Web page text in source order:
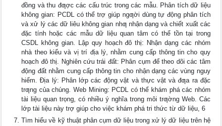
đồng và thu đƣợc các cấu trúc trong các mẫu. Phân tích dữ liệu
không gian: PCDL có thể trợ giúp ngƣời dùng tự động phân tích
và xử lý các dữ liêu không gian nhƣ nhận dạng và chiết xuất các
đặc tính hoặc các mẫu dữ liệu quan tâm có thể tồn tại trong
CSDL không gian. Lập quy hoạch đô thị: Nhận dạng các nhóm
nhà theo kiểu và vị trí địa lý, nhằm cung cấp thông tin cho quy
hoạch đô thị. Nghiên cứu trái đất: Phân cụm để theo dõi các tâm
động đất nhằm cung cấp thông tin cho nhận dạng các vùng nguy
hiểm. Địa lý: Phân lớp các động vật và thực vật và đƣa ra đặc
trƣng của chúng. Web Mining: PCDL có thể khám phá các nhóm
tài liệu quan trọng, có nhiều ý nghĩa trong môi trƣờng Web. Các
lớp tài liệu này trợ giúp cho việc khám phá tri thức từ dữ liệu, 6
Tìm hiểu về kỹ thuật phân cụm dữ liệu trong xử lý dữ liệu trên hệ